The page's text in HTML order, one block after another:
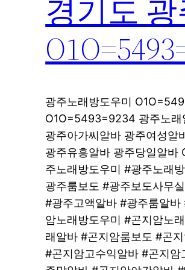
경기도
광주노래방도우미
O1O=5493=9234 광주노
광주아가씨알바 광주여성
광주유흥알바 광주당일알
주노래방도우미 #광주노래
광주룸보도 #광주보도사무
#광주고액알바 #광주룸알
암노래방도우미 #곤지암노
래알바 #곤지암룸보도 #곤
#곤지암고수익알바 #곤지